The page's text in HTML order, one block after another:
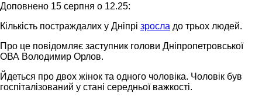
Доповнено 15 серпня о 12.25:
Кількість постраждалих у Дніпрі зросла до трьох людей.
Про це повідомляє заступник голови Дніпропетровської
ОВА Володимир Орлов.
Йдеться про двох жінок та одного чоловіка. Чоловік був
госпіталізований у стані середньої важкості.